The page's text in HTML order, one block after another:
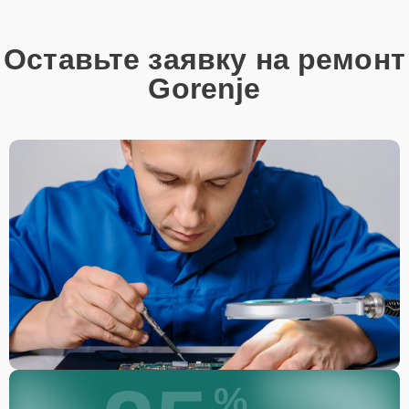
Позвонить по телефону горячей линии или
запросить обратный звонок через Форму заявки
Привезти устройство в ближайший центр или
передать аппарат курьеру службы доставки,
дождаться результатов диагностики и принять
решение.
Дождаться оповещения о готовности и забрать
устройство самостоятельно или воспользоваться
курьерской доставкой.
При необходимости клиент может воспользоваться услугой
вызова мастера для проведения диагностики и ремонта в
желаемом месте и удобное время.
Какие предоставляются
гарантии
Оставьте заявку на ремонт
Gorenje